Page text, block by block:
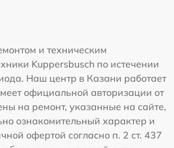
и техническим
Kuppersbusch по истечении
Наш центр в Казани работает
официальной авторизации от
на ремонт, указанные на сайте,
ознакомительный характер и
офертой согласно п. 2 ст. 437